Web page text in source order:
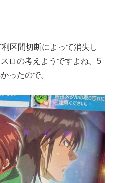
区間切断によって消失し
ロの考えようですよね。5
ったので。